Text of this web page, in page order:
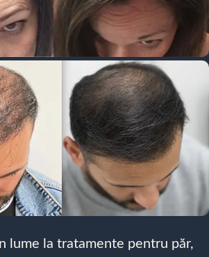
lume la tratamente pentru păr,